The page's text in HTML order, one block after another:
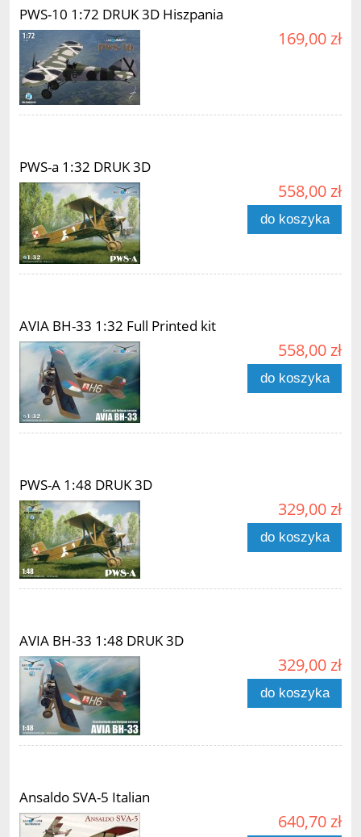
PWS-10 1:72 DRUK 3D Hiszpania
169,00 zł
PWS-a 1:32 DRUK 3D
558,00 zł
do koszyka
AVIA BH-33 1:32 Full Printed kit
558,00 zł
do koszyka
PWS-A 1:48 DRUK 3D
329,00 zł
do koszyka
AVIA BH-33 1:48 DRUK 3D
329,00 zł
do koszyka
Ansaldo SVA-5 Italian
640,70 zł